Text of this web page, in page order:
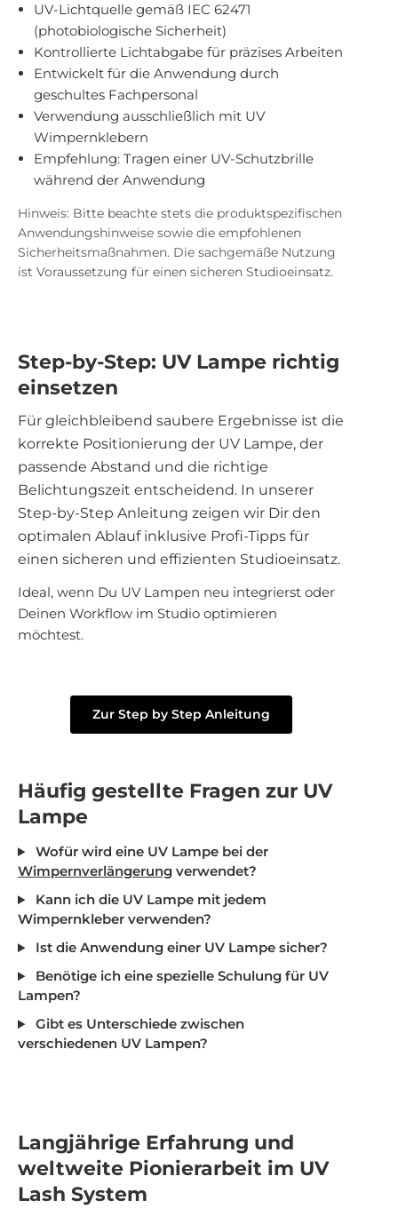
UV-Lichtquelle gemäß IEC 62471
(photobiologische Sicherheit)
Kontrollierte Lichtabgabe für präzises Arbeiten
Entwickelt für die Anwendung durch
geschultes Fachpersonal
Verwendung ausschließlich mit UV
Wimpernklebern
Empfehlung: Tragen einer UV-Schutzbrille
während der Anwendung
Hinweis: Bitte beachte stets die produktspezifischen
Anwendungshinweise sowie die empfohlenen
Sicherheitsmaßnahmen. Die sachgemäße Nutzung
ist Voraussetzung für einen sicheren Studioeinsatz.
Step-by-Step: UV Lampe richtig
einsetzen
Für gleichbleibend saubere Ergebnisse ist die
korrekte Positionierung der UV Lampe, der
passende Abstand und die richtige
Belichtungszeit entscheidend. In unserer
Step-by-Step Anleitung zeigen wir Dir den
optimalen Ablauf inklusive Profi-Tipps für
einen sicheren und effizienten Studioeinsatz.
Ideal, wenn Du UV Lampen neu integrierst oder
Deinen Workflow im Studio optimieren
möchtest.
Zur Step by Step Anleitung
Häufig gestellte Fragen zur UV
Lampe
Wofür wird eine UV Lampe bei der
Wimpernverlängerung verwendet?
Kann ich die UV Lampe mit jedem
Wimpernkleber verwenden?
Ist die Anwendung einer UV Lampe sicher?
Benötige ich eine spezielle Schulung für UV
Lampen?
Gibt es Unterschiede zwischen
verschiedenen UV Lampen?
Langjährige Erfahrung und
weltweite Pionierarbeit im UV
Lash System